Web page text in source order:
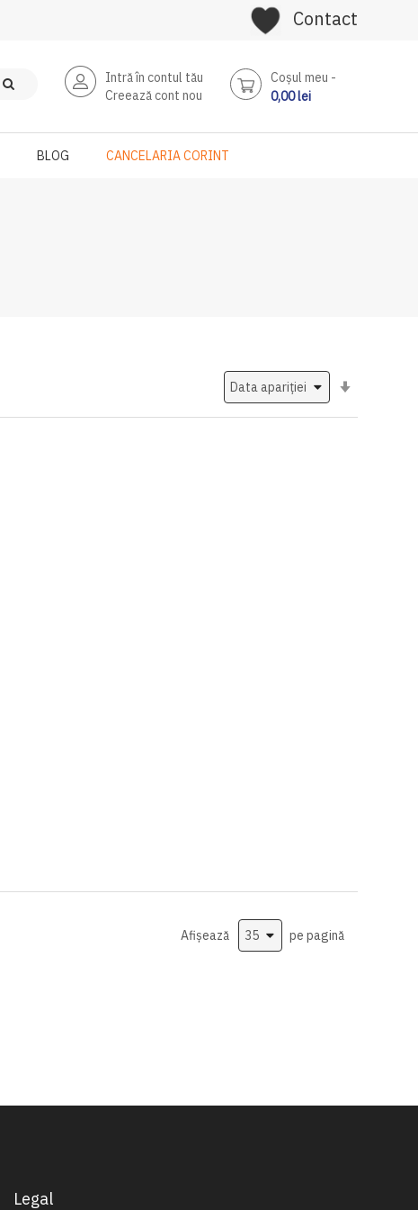
Contact
Intră în contul tău
Creează cont nou
Coşul meu
0,00 lei
BLOG CANCELARIA CORINT
Afișează
pe pagină
Legal